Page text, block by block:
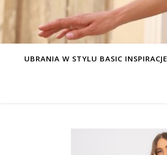
UBRANIA W STYLU BASIC INSPIRACJE